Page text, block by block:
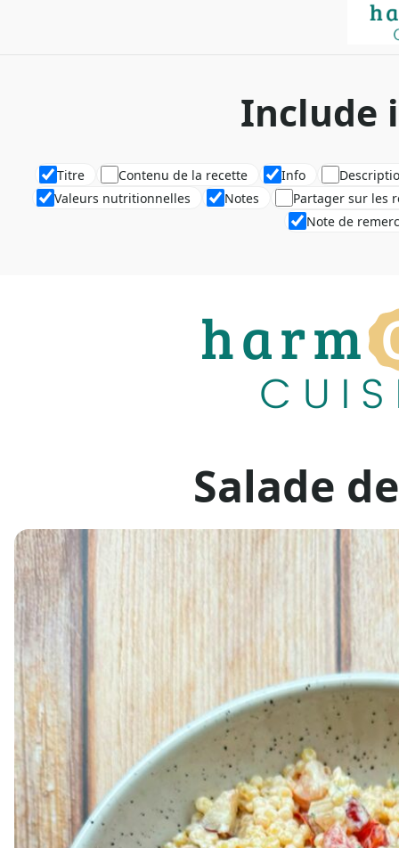
Include
Titre Contenu de la recette Info
Valeurs nutritionnelles
Notes
Partager sur les
Note de
Salade